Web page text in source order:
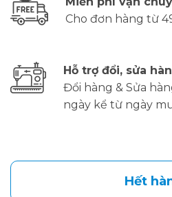
Cho đơn hàng từ
Hỗ trợ đổi, sửa
Đổi hàng & Sửa
ngày kể từ ngày
Hết